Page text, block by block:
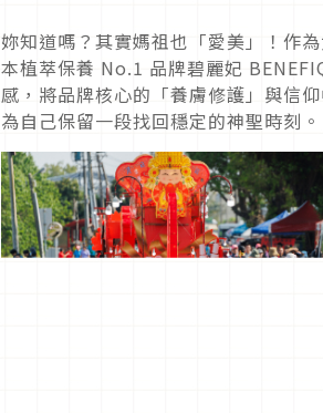
妳知道嗎？其實媽祖也「愛美」！作
本植萃保養 No.1 品牌碧麗妃
感，將品牌核心的「養膚修護」與信
為自己保留一段找回穩定的神聖時刻。